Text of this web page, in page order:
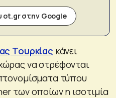
ot.gr στην Google
Τουρκίας κάνει
να στρέφονται
τύπου
των οποίων η ισοτιμία